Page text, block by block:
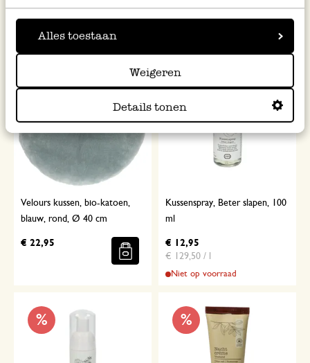
Alles toestaan
Weigeren
Details tonen
€ 149,17 / kg
Velours kussen, bio-katoen,
blauw, rond, Ø 40 cm
€ 22,95
Kussenspray, Beter slapen, 100
ml
€ 12,95
€ 129,50 / l
Niet op voorraad
% %